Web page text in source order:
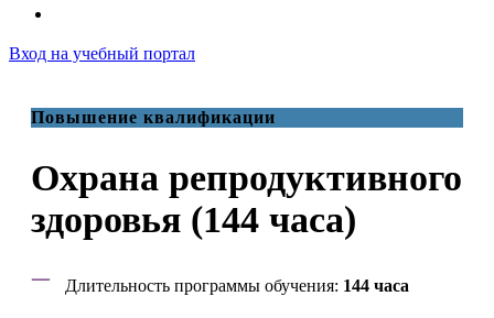
Вход на учебный портал
Повышение квалификации
Охрана репродуктивного
здоровья (144 часа)
Длительность программы обучения: 144 часа